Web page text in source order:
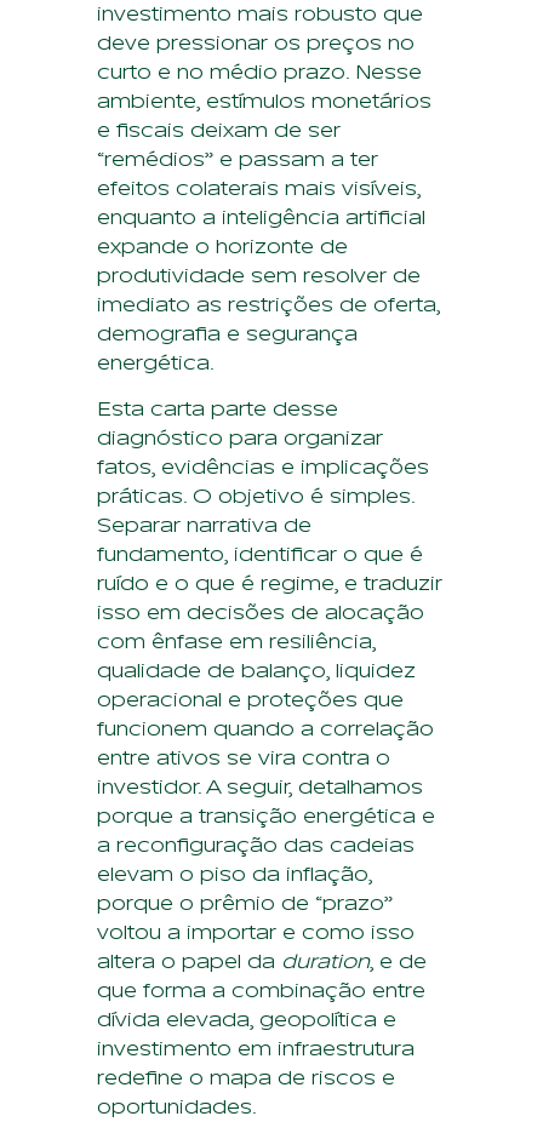
investimento mais robusto que
deve pressionar os preços no
curto e no médio prazo. Nesse
ambiente, estímulos monetários
e fiscais deixam de ser
“remédios” e passam a ter
efeitos colaterais mais visíveis,
enquanto a inteligência artificial
expande o horizonte de
produtividade sem resolver de
imediato as restrições de oferta,
demografia e segurança
energética.
Esta carta parte desse
diagnóstico para organizar
fatos, evidências e implicações
práticas. O objetivo é simples.
Separar narrativa de
fundamento, identificar o que é
ruído e o que é regime, e traduzir
isso em decisões de alocação
com ênfase em resiliência,
qualidade de balanço, liquidez
operacional e proteções que
funcionem quando a correlação
entre ativos se vira contra o
investidor. A seguir, detalhamos
porque a transição energética e
a reconfiguração das cadeias
elevam o piso da inflação,
porque o prêmio de “prazo”
voltou a importar e como isso
altera o papel da duration, e de
que forma a combinação entre
dívida elevada, geopolítica e
investimento em infraestrutura
redefine o mapa de riscos e
oportunidades.